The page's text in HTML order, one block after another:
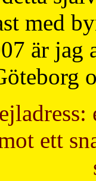
med
är
ett